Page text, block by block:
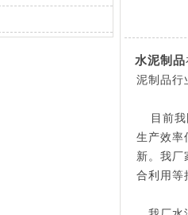
水泥制品
泥制品行
目前我
生产效率
新。我厂
合利用等